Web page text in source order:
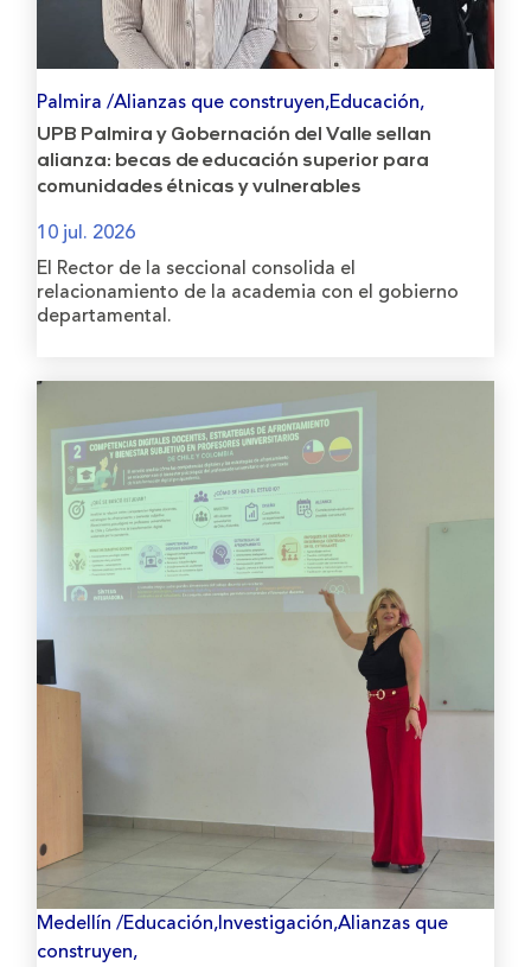
Palmira /Alianzas que construyen,Educación,
UPB Palmira y Gobernación del Valle sellan
alianza: becas de educación superior para
comunidades étnicas y vulnerables
10 jul. 2026
El Rector de la seccional consolida el
relacionamiento de la academia con el gobierno
departamental.
Medellín /Educación,Investigación,Alianzas que
construyen,